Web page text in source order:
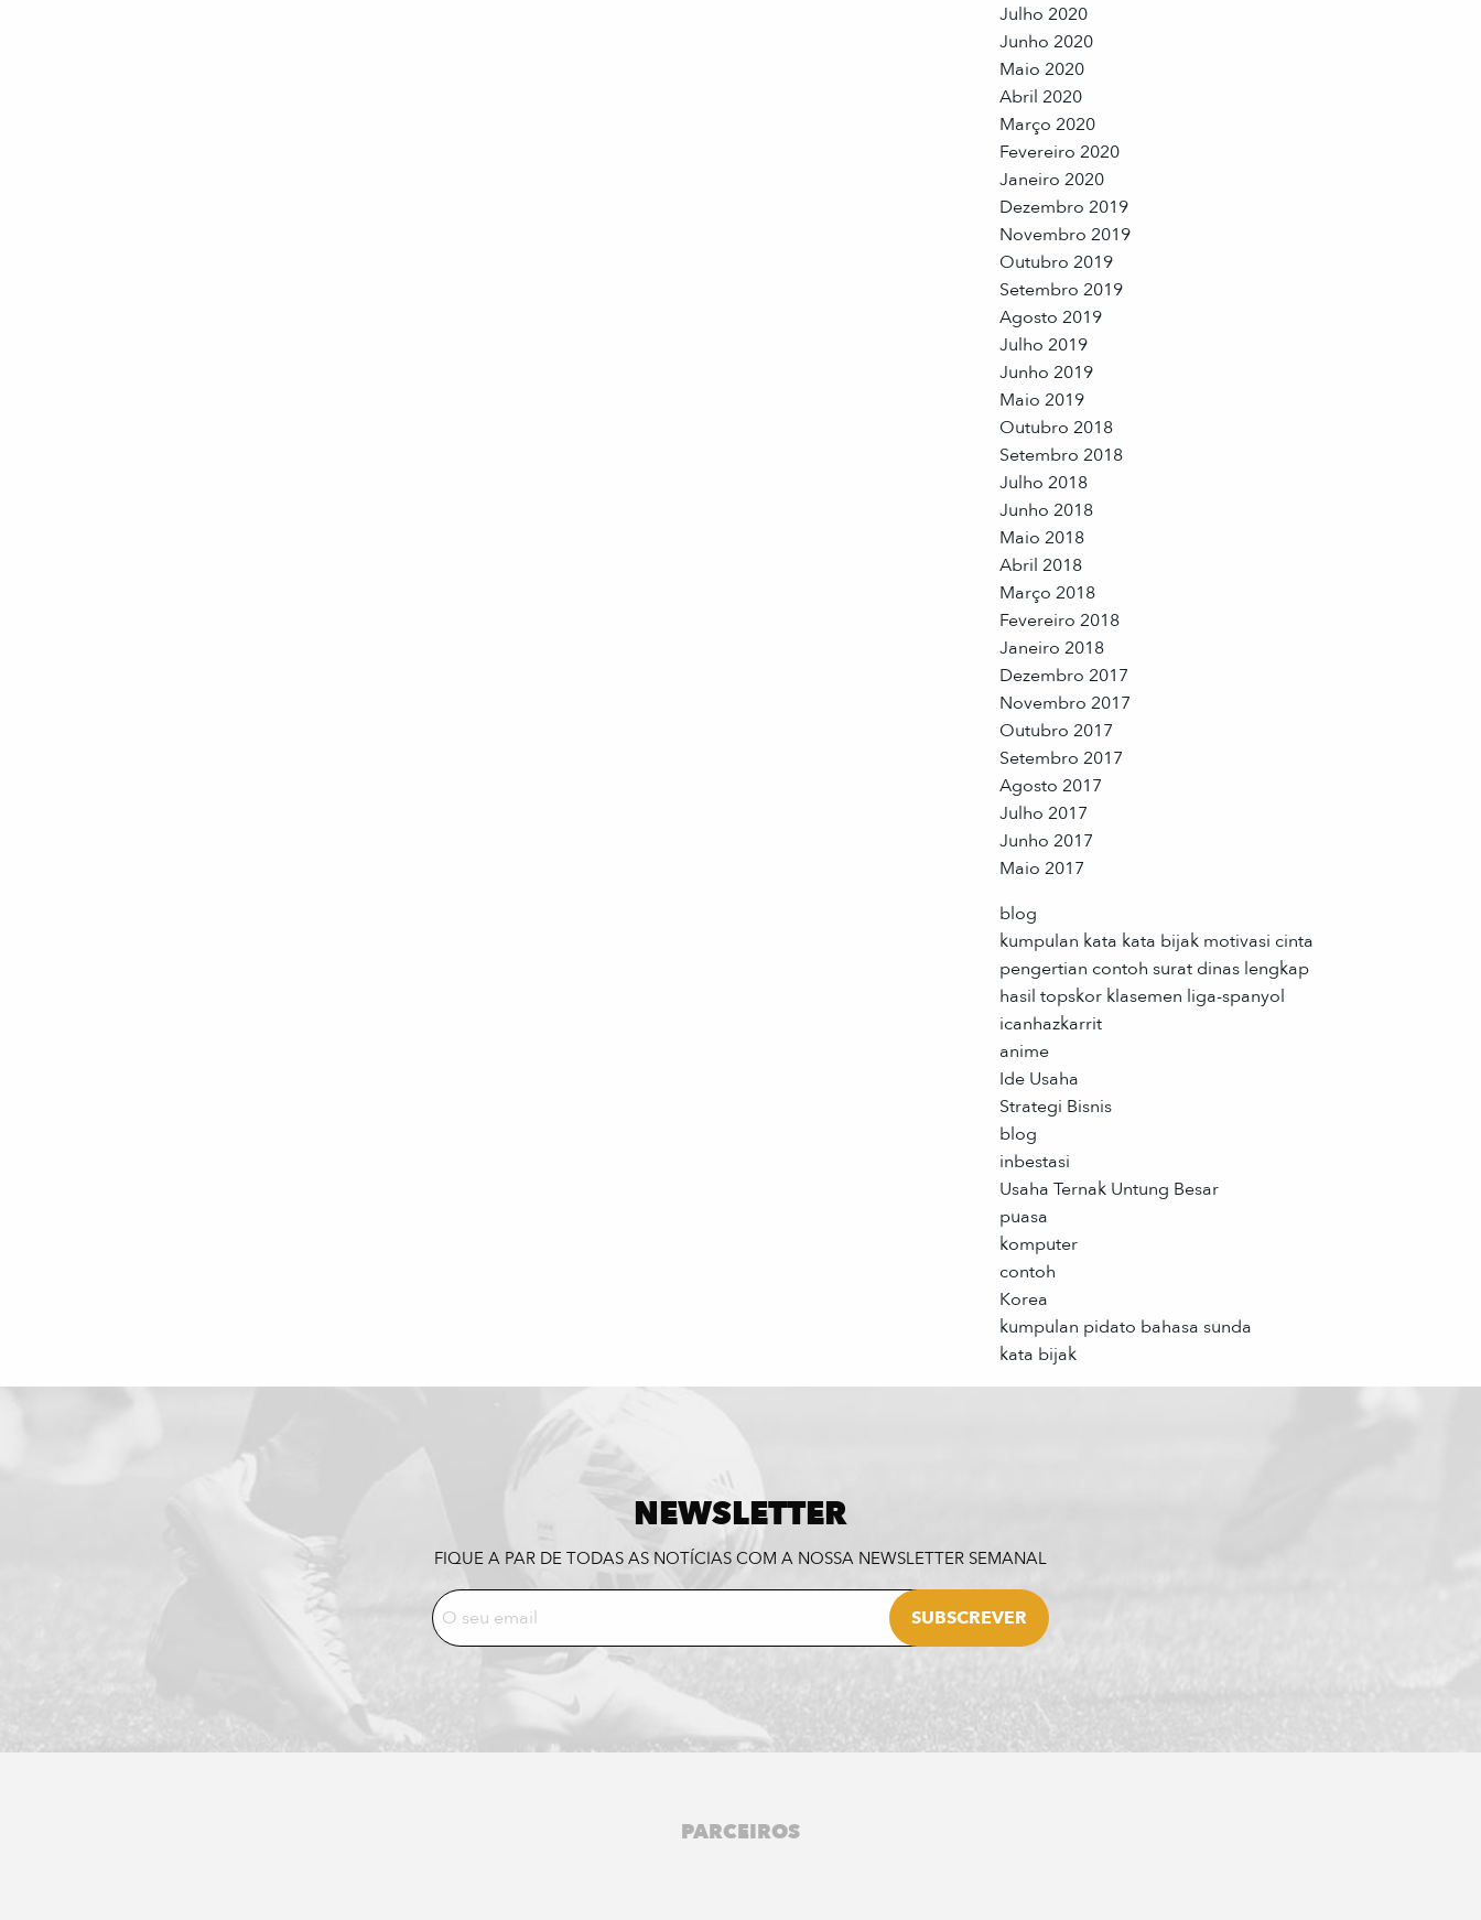
Julho 2020
Junho 2020
Maio 2020
Abril 2020
Março 2020
Fevereiro 2020
Janeiro 2020
Dezembro 2019
Novembro 2019
Outubro 2019
Setembro 2019
Agosto 2019
Julho 2019
Junho 2019
Maio 2019
Outubro 2018
Setembro 2018
Julho 2018
Junho 2018
Maio 2018
Abril 2018
Março 2018
Fevereiro 2018
Janeiro 2018
Dezembro 2017
Novembro 2017
Outubro 2017
Setembro 2017
Agosto 2017
Julho 2017
Junho 2017
Maio 2017
blog
kumpulan kata kata bijak motivasi cinta
pengertian contoh surat dinas lengkap
hasil topskor klasemen liga-spanyol
icanhazkarrit
anime
Ide Usaha
Strategi Bisnis
blog
inbestasi
Usaha Ternak Untung Besar
puasa
komputer
contoh
Korea
kumpulan pidato bahasa sunda
kata bijak
NEWSLETTER
FIQUE A PAR DE TODAS AS NOTÍCIAS COM A NOSSA NEWSLETTER SEMANAL
PARCEIROS